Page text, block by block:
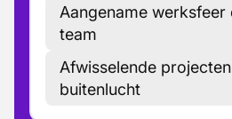
Aangename werksfeer
team
Afwisselende
buitenlucht